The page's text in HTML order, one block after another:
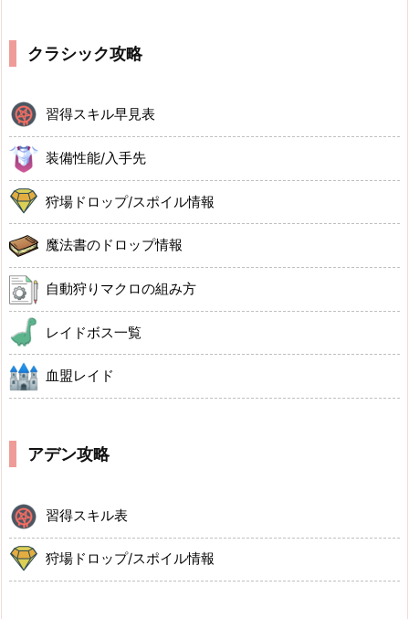
クラシック攻略
習得スキル早見表
装備性能/入手先
狩場ドロップ/スポイル情報
魔法書のドロップ情報
自動狩りマクロの組み方
レイドボス一覧
血盟レイド
アデン攻略
習得スキル表
狩場ドロップ/スポイル情報